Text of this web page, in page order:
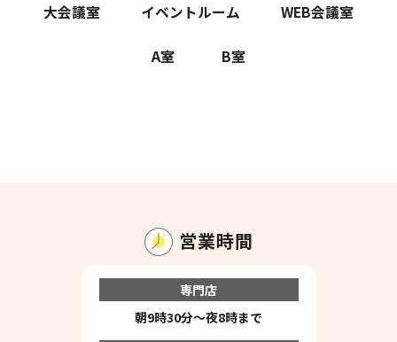
大会議室 イベントルーム WEB会議室
A室 B室
営業時間
専門店
朝9時30分～夜8時まで